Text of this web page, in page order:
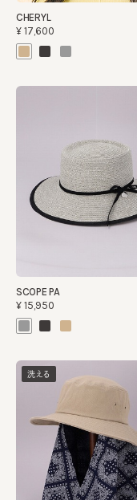
CHERYL
¥17,600
SCOPE PA
¥15,950
洗える